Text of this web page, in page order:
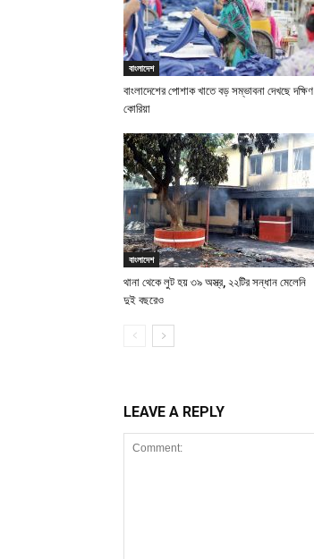
বাংলাদেশ
বাংলাদেশের পোশাক খাতে বড় সম্ভাবনা দেখছে দক্ষিণ
কোরিয়া
বাংলাদেশ
থানা থেকে লুট হয় ৩৯ অস্ত্র, ২২টির সন্ধান মেলেনি
দুই বছরেও
LEAVE A REPLY